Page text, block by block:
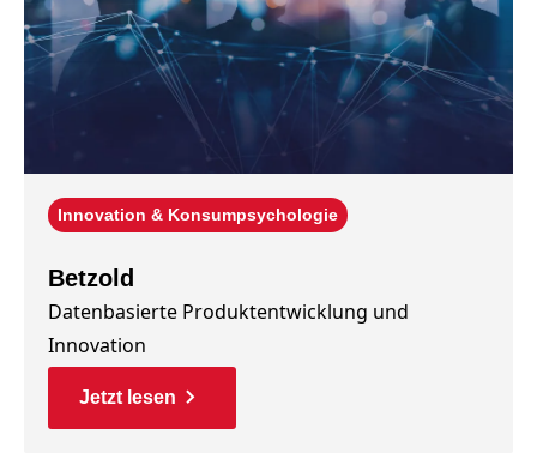
Innovation & Konsumpsychologie
Betzold
Datenbasierte Produktentwicklung und
Innovation
Jetzt lesen